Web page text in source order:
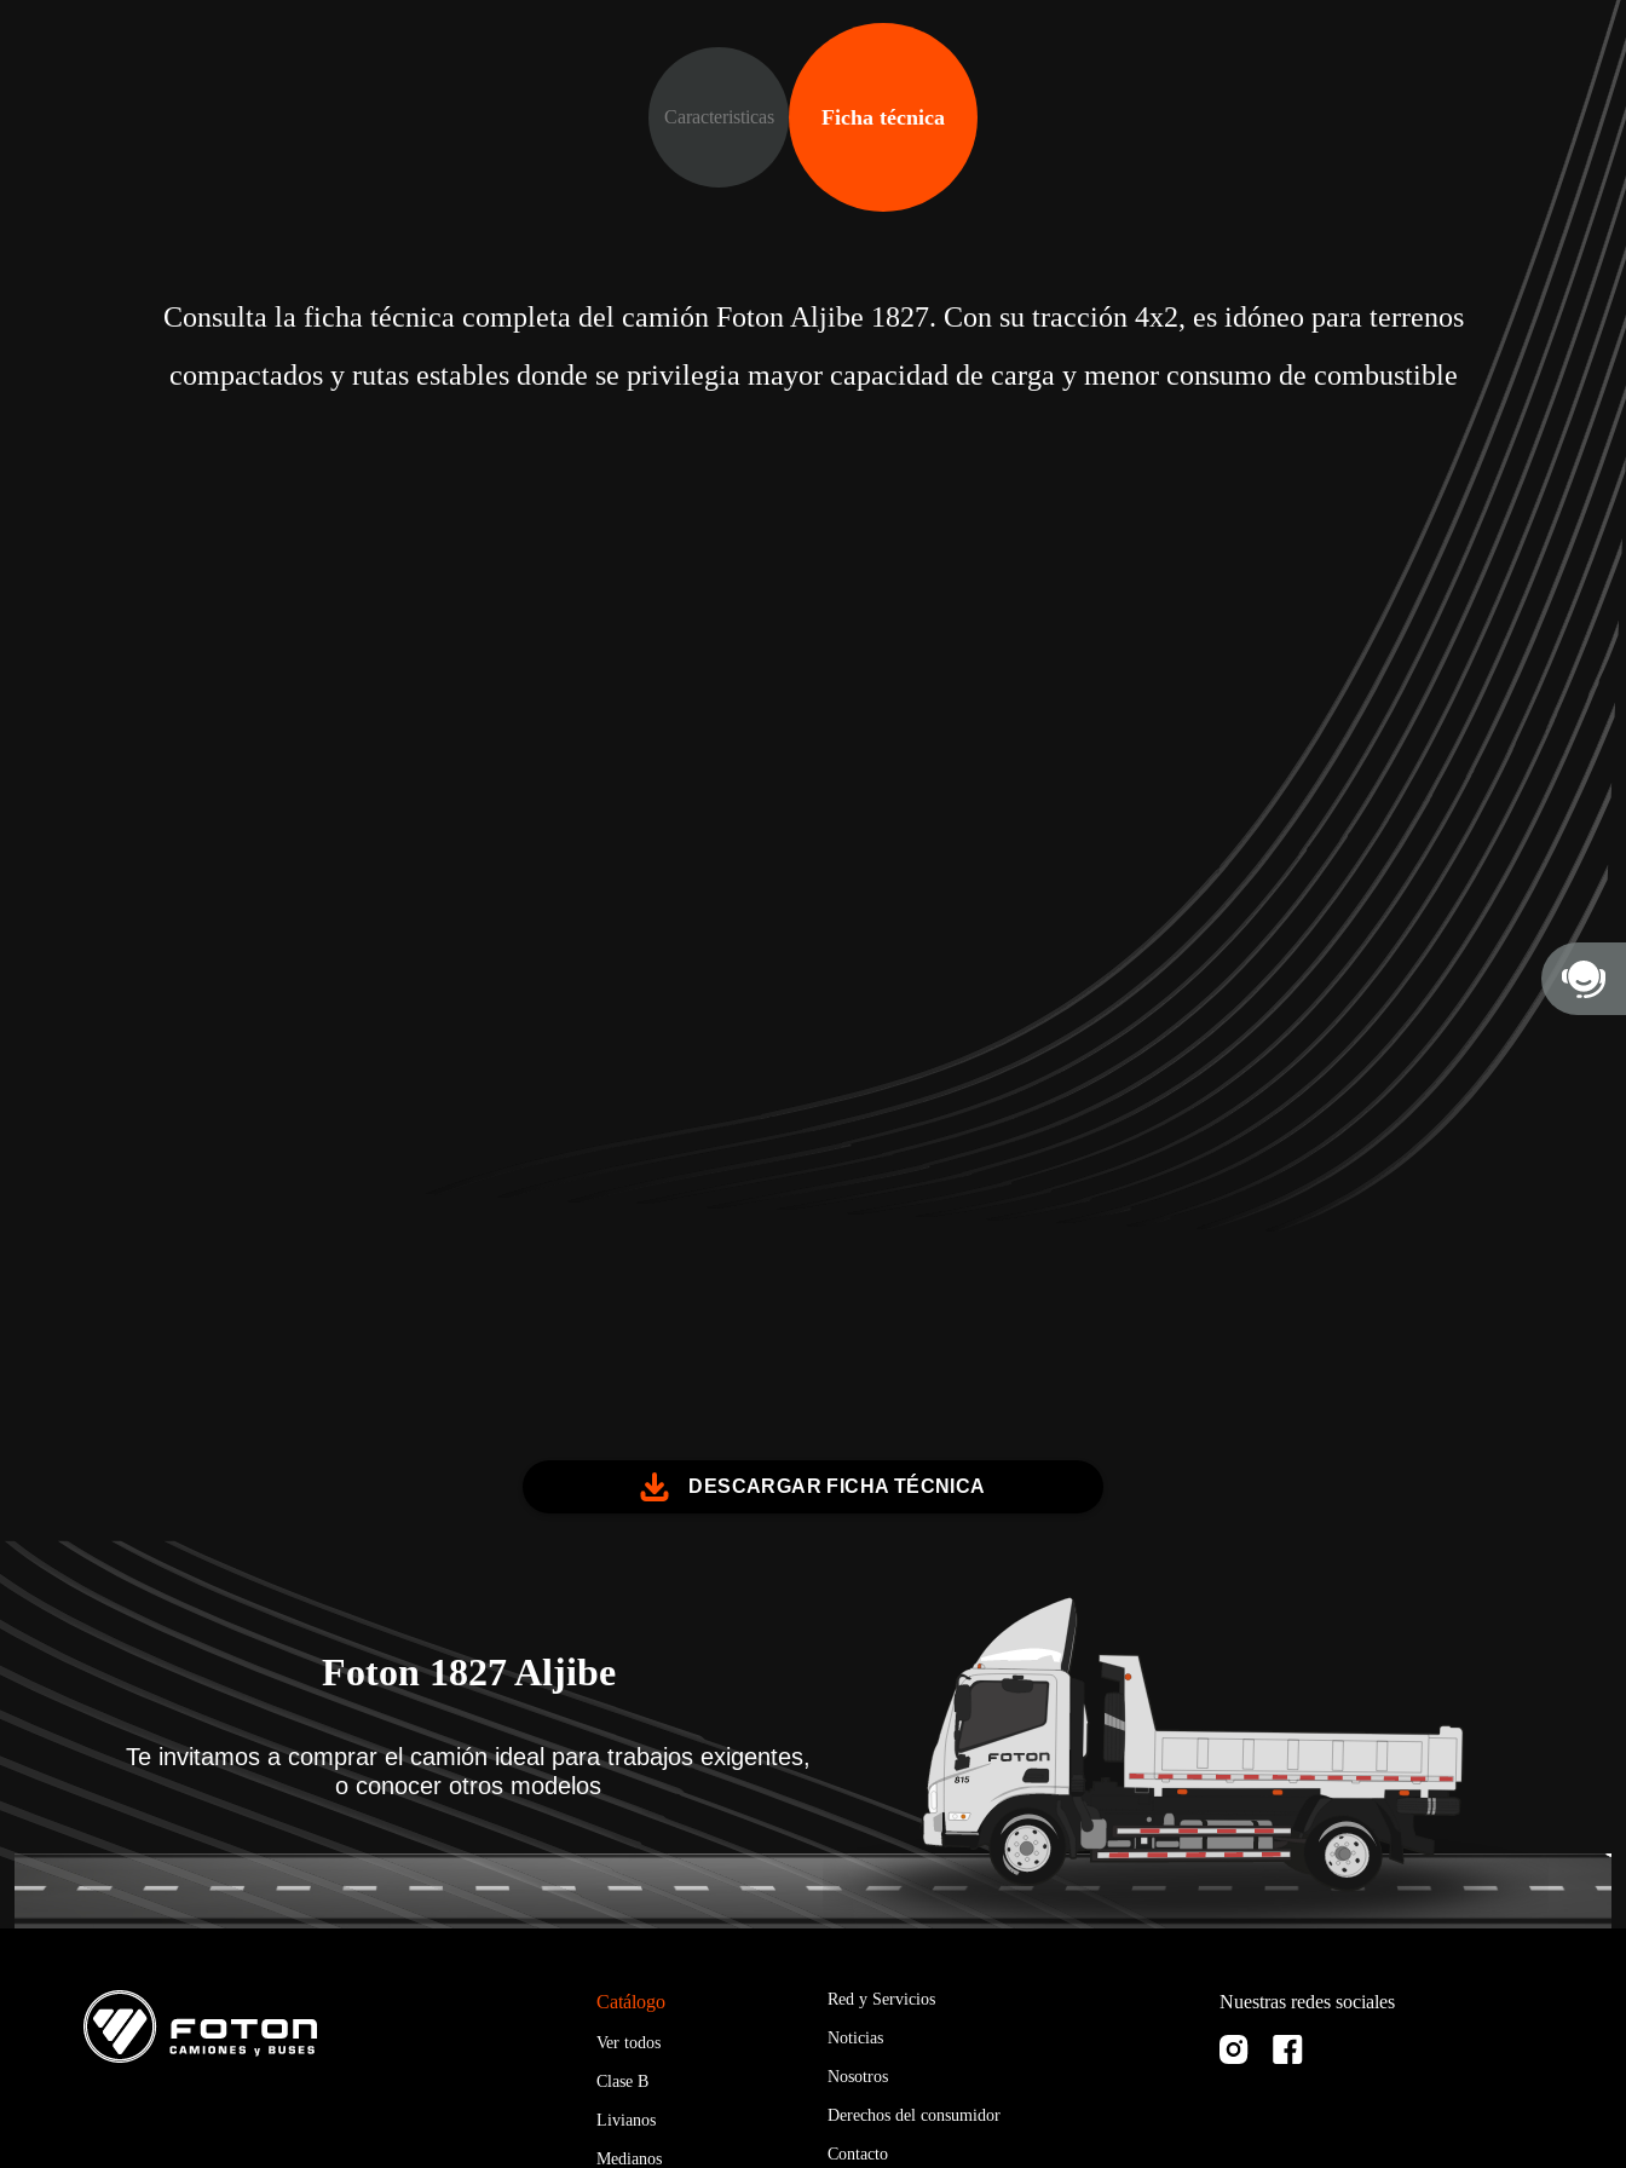
Caracteristicas Ficha técnica
Consulta la ficha técnica completa del camión Foton Aljibe 1827. Con su tracción 4x2, es idóneo para terrenos
compactados y rutas estables donde se privilegia mayor capacidad de carga y menor consumo de combustible
DESCARGAR FICHA TÉCNICA
Foton 1827 Aljibe
Te invitamos a comprar el camión ideal para trabajos exigentes,
o conocer otros modelos
Catálogo
Ver todos
Clase B
Livianos
Medianos
Red y Servicios
Noticias
Nosotros
Derechos del consumidor
Contacto
Nuestras redes sociales